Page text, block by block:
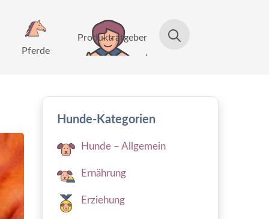
Pferde
Produktratgeber
Hunde-Kategorien
Hunde – Allgemein
Ernährung
Erziehung